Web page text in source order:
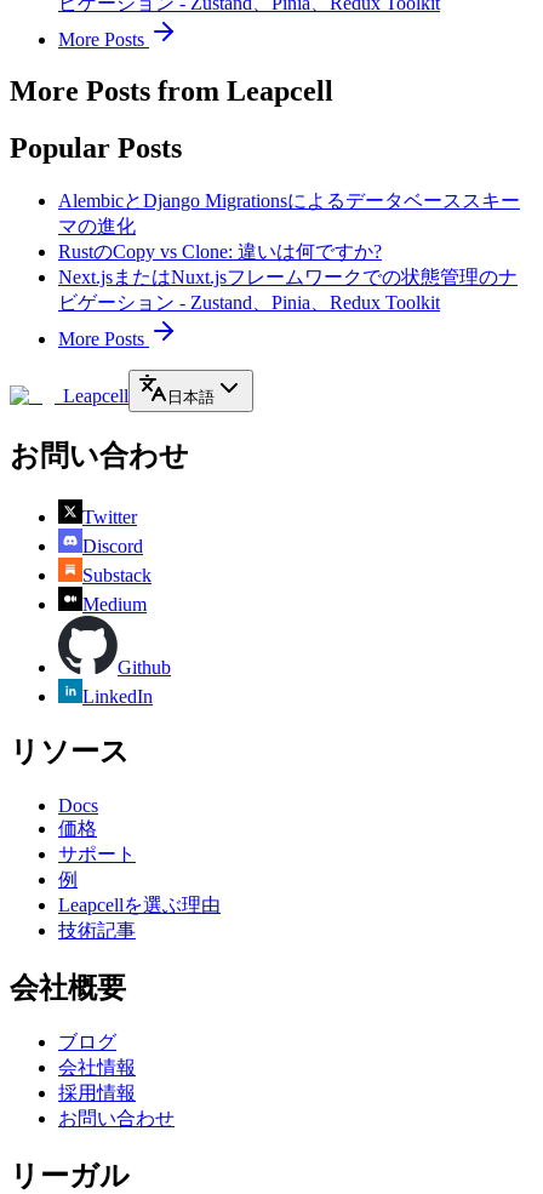
More Posts
More Posts from Leapcell
Popular Posts
AlembicとDjango Migrationsによるデータベーススキー
マの進化
RustのCopy vs Clone: 違いは何ですか?
Next.jsまたはNuxt.jsフレームワークでの状態管理のナ
ビゲーション - Zustand、Pinia、Redux Toolkit
More Posts
Leapcell 日本語
お問い合わせ
Twitter
Discord
Substack
Medium
Github
LinkedIn
リソース
Docs
価格
サポート
例
Leapcellを選ぶ理由
技術記事
会社概要
ブログ
会社情報
採用情報
お問い合わせ
リーガル